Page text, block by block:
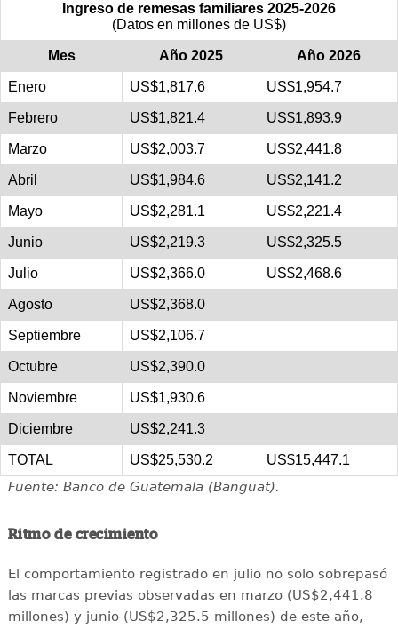
Ingreso de remesas familiares 2025-2026
(Datos en millones de US$)
Mes Año 2025 Año 2026
Enero US$1,817.6 US$1,954.7
Febrero US$1,821.4 US$1,893.9
Marzo US$2,003.7 US$2,441.8
Abril US$1,984.6 US$2,141.2
Mayo US$2,281.1 US$2,221.4
Junio US$2,219.3 US$2,325.5
Julio US$2,366.0 US$2,468.6
Agosto US$2,368.0
Septiembre US$2,106.7
Octubre US$2,390.0
Noviembre US$1,930.6
Diciembre US$2,241.3
TOTAL US$25,530.2 US$15,447.1
Fuente: Banco de Guatemala (Banguat).
Ritmo de crecimiento
El comportamiento registrado en julio no solo sobrepasó
las marcas previas observadas en marzo (US$2,441.8
millones) y junio (US$2,325.5 millones) de este año,